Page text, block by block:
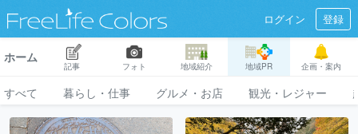
ログイン 登録
ホーム
記事 フォト 地域紹介 地域PR 企画・案内
すべて 暮らし・仕事 グルメ・お店 観光・レジャー